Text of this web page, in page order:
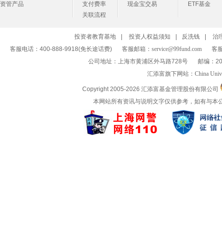
资管产品
支付费率
关联流程
现金宝交易
ETF基金
投资者教育基地 投资人权益须知 反洗钱
治
客服电话：400-888-9918(免长途话费)
客服邮箱： service@99fund.com
客
公司地址：上海市黄浦区外马路728号
邮编：
汇添富旗下网站： China
Copyright 2005-2026 汇添富基金管理股份有限公司
本网站所有资讯与说明文字仅供参考，如有与本